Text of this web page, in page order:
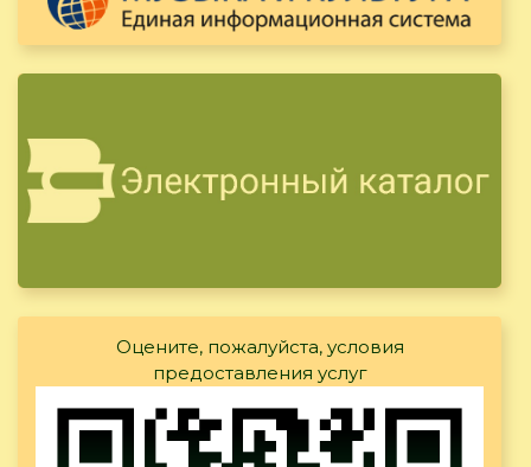
Оцените, пожалуйста, условия
предоставления услуг